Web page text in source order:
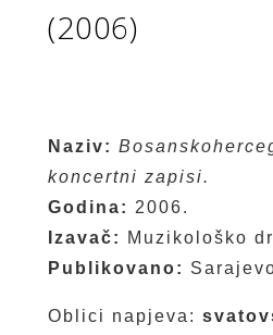
(2006)
Naziv:
koncertni zapisi.
Godina: 2006.
Izavač:
Muzikološko
Publikovano:
Oblici napjeva: